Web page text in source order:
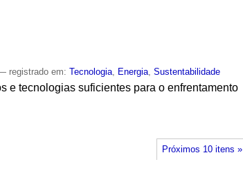
registrado em:Tecnologia, Energia,Sustentabilidade
e tecnologias suficientes para o enfrentamento
Próximos 10 itens »